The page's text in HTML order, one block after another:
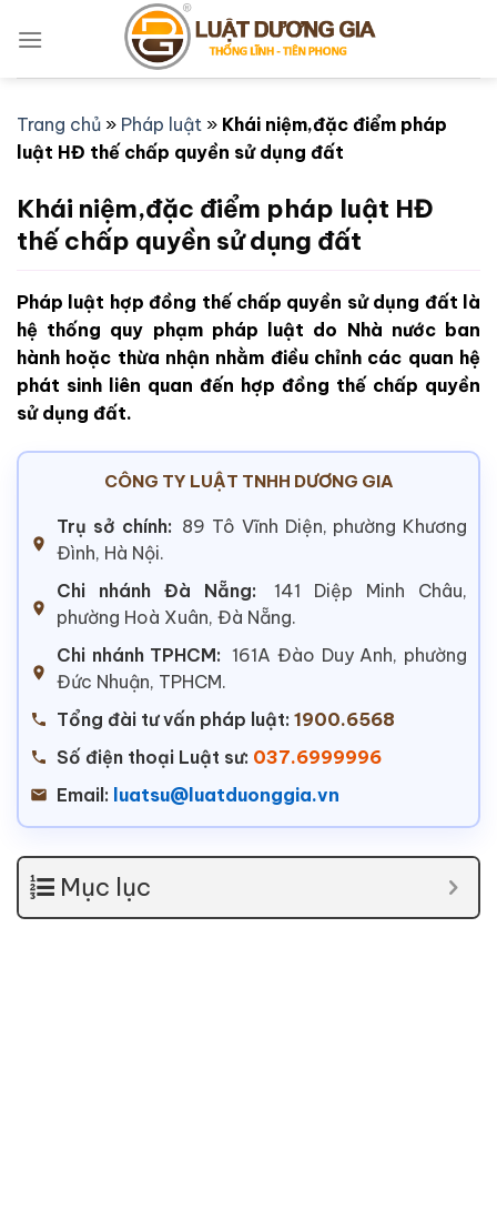
qua
Trang chủ » Pháp luật » Khái niệm,đặc điểm pháp
luật HĐ thế chấp quyền sử dụng đất
Khái niệm,đặc điểm pháp luật HĐ
thế chấp quyền sử dụng đất
Pháp luật hợp đồng thế chấp quyền sử dụng đất là
hệ thống quy phạm pháp luật do Nhà nước ban
hành hoặc thừa nhận nhằm điều chỉnh các quan hệ
phát sinh liên quan đến hợp đồng thế chấp quyền
sử dụng đất.
CÔNG TY LUẬT TNHH DƯƠNG GIA
Trụ sở chính: 89 Tô Vĩnh Diện, phường Khương
Đình, Hà Nội.
Chi nhánh Đà Nẵng:
141 Diệp Minh Châu,
phường Hoà Xuân, Đà Nẵng.
Chi nhánh TPHCM: 161A Đào Duy Anh, phường
Đức Nhuận, TPHCM.
Tổng đài tư vấn pháp luật: 1900.6568
Số điện thoại Luật sư: 037.6999996
Email: luatsu@luatduonggia.vn
Mục lục